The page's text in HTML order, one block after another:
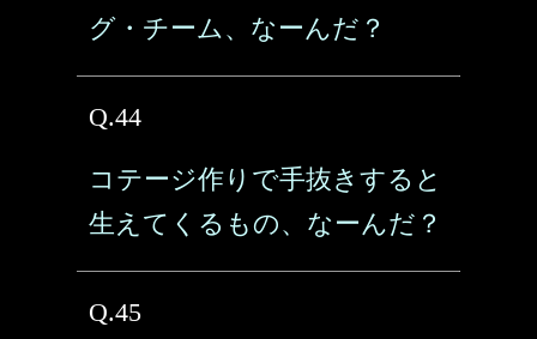
グ・チーム、なーんだ？
Q.44
コテージ作りで手抜きすると
生えてくるもの、なーんだ？
Q.45